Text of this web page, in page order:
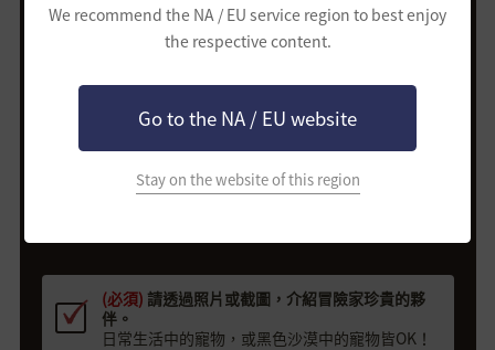
We recommend the NA / EU service region to best enjoy
the respective content.
Go to the NA / EU website
Stay on the website of this region
還是在黑色沙漠中一起冒險的寵物。
活動參加方法
(必須) 請透過照片或截圖，介紹冒險家珍貴的夥
伴。
日常生活中的寵物，或黑色沙漠中的寵物皆OK！